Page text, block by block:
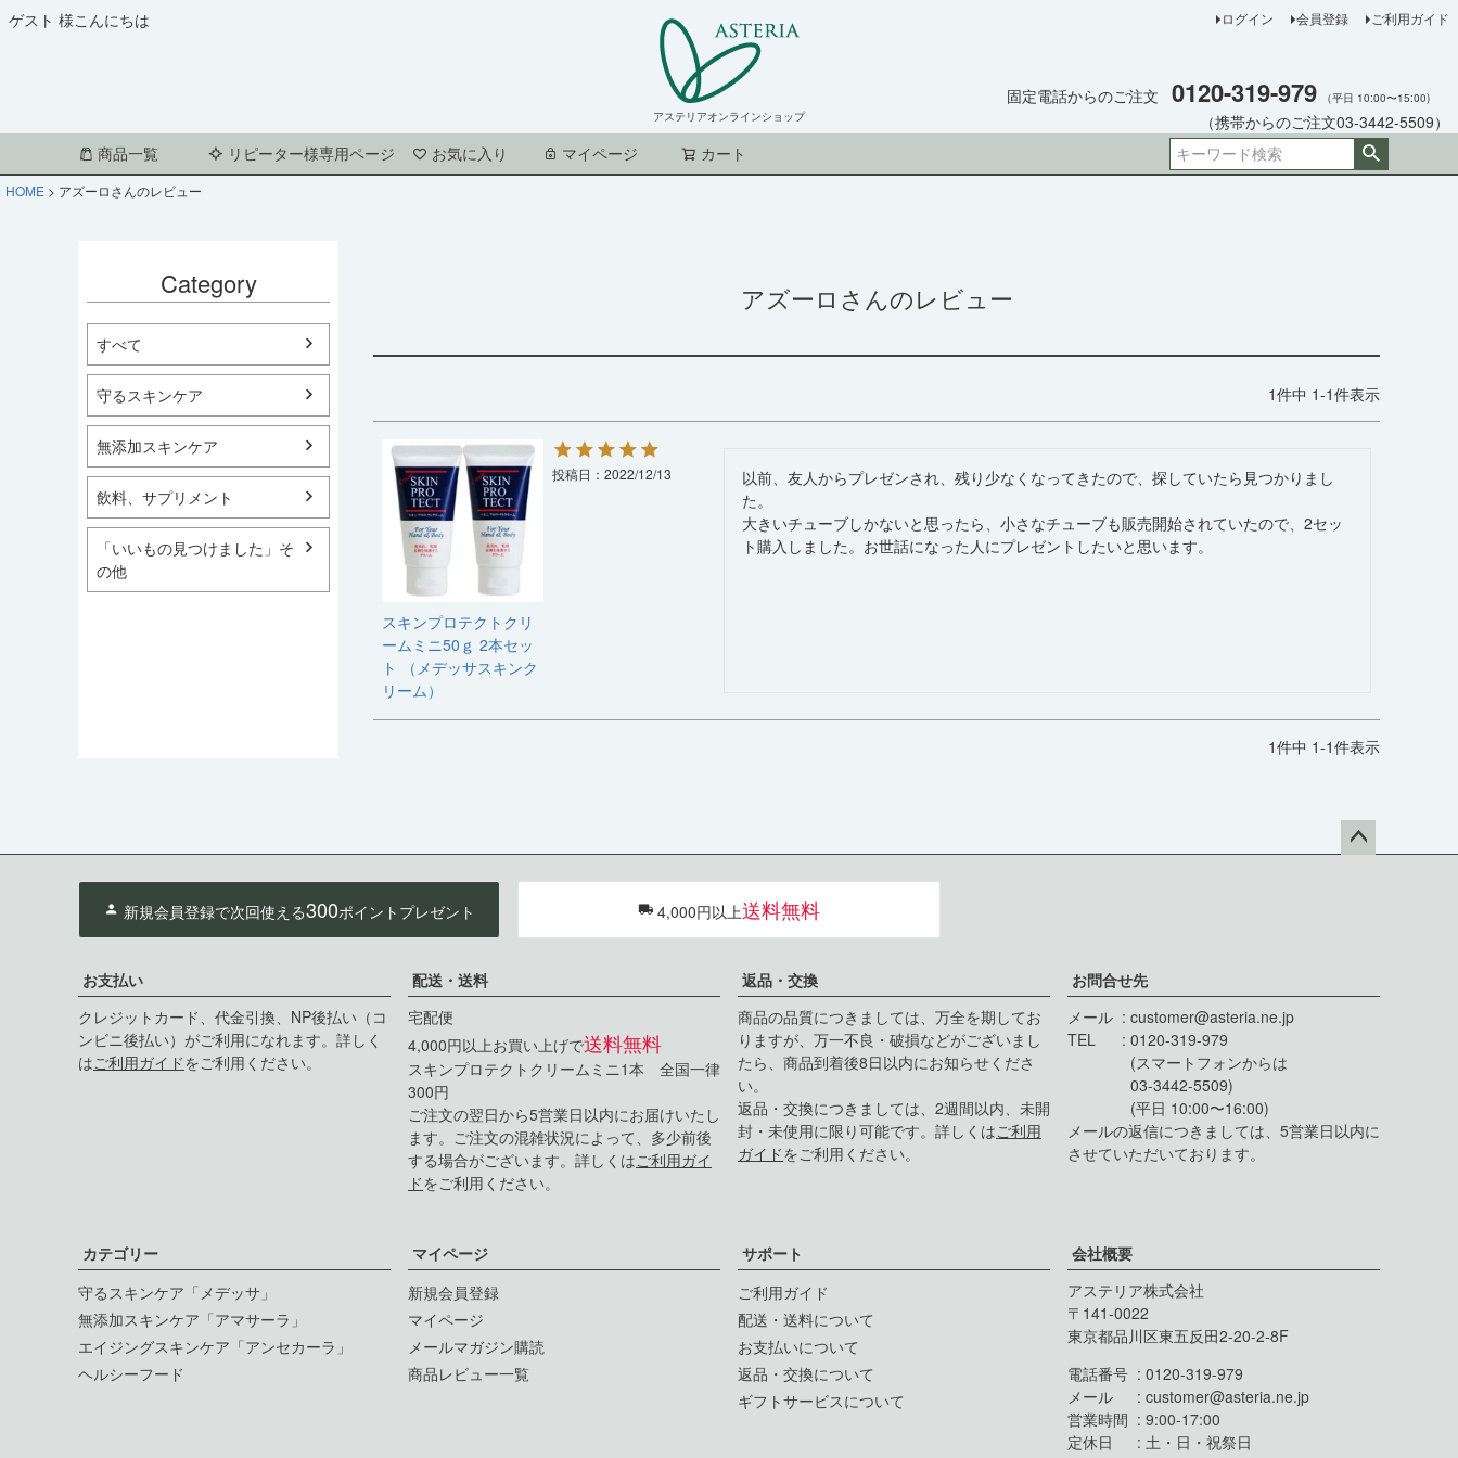
ゲスト 様こんにちは
アステリアオンラインショップ
ログイン 会員登録 ご利用ガイド
固定電話からのご注文 0120-319-979 （平日 10:00〜15:00)
（携帯からのご注文03-3442-5509）
商品一覧
リピーター様専用ページ お気に入り マイページ カート
HOME アズーロさんのレビュー
Category
すべて
守るスキンケア
無添加スキンケア
飲料、サプリメント
「いいもの見つけました」そ
の他
アズーロさんのレビュー
1件中 1-1件表示
スキンプロテクトクリ
ームミニ50ｇ 2本セッ
ト （メデッサスキンク
リーム）
投稿日 2022/12/13
以前、友人からプレゼンされ、残り少なくなってきたので、探していたら見つかりまし
た。
大きいチューブしかないと思ったら、小さなチューブも販売開始されていたので、2セッ
ト購入しました。お世話になった人にプレゼントしたいと思います。
1件中 1-1件表示
新規会員登録で次回使える300ポイントプレゼント 4,000円以上送料無料
お支払い
クレジットカード、代金引換、NP後払い（コ
ンビニ後払い）がご利用になれます。詳しく
はご利用ガイドをご利用ください。
配送・送料
宅配便
4,000円以上お買い上げで送料無料
スキンプロテクトクリームミニ1本 全国一律
300円
ご注文の翌日から5営業日以内にお届けいたし
ます。ご注文の混雑状況によって、多少前後
する場合がございます。詳しくはご利用ガイ
ドをご利用ください。
返品・交換
商品の品質につきましては、万全を期してお
りますが、万一不良・破損などがございまし
たら、商品到着後8日以内にお知らせくださ
い。
返品・交換につきましては、2週間以内、未開
封・未使用に限り可能です。詳しくはご利用
ガイドをご利用ください。
お問合せ先
メール
customer@asteria.ne.jp
TEL
0120-319-979
(スマートフォンからは
03-3442-5509)
(平日 10:00〜16:00)
メールの返信につきましては、5営業日以内に
させていただいております。
カテゴリー
守るスキンケア「メデッサ」
無添加スキンケア「アマサーラ」
エイジングスキンケア「アンセカーラ」
ヘルシーフード
マイページ
新規会員登録
マイページ
メールマガジン購読
商品レビュー一覧
サポート
ご利用ガイド
配送・送料について
お支払いについて
返品・交換について
ギフトサービスについて
会社概要
アステリア株式会社
141-0022
東京都品川区東五反田2-20-2-8F
電話番号
0120-319-979
メール
customer@asteria.ne.jp
営業時間
9:00-17:00
定休日
土・日・祝祭日